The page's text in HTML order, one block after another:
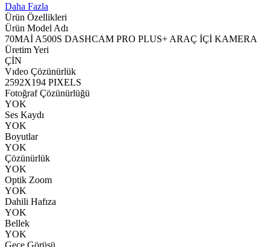
Daha Fazla
Ürün Özellikleri
Ürün Model Adı
70MAİ A500S DASHCAM PRO PLUS+ ARAÇ İÇİ KAMERA
Üretim Yeri
ÇİN
Vıdeo Çözünürlük
2592X194 PIXELS
Fotoğraf Çözünürlüğü
YOK
Ses Kaydı
YOK
Boyutlar
YOK
Çözünürlük
YOK
Optik Zoom
YOK
Dahili Hafıza
YOK
Bellek
YOK
Gece Görüşü